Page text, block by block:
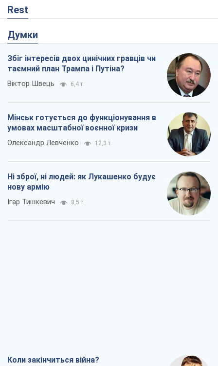
Rest
Думки
Збіг інтересів двох цинічних гравців чи
таємний план Трампа і Путіна?
Віктор Швець 6,4 т.
Мінськ готується до функціонування в
умовах масштабної воєнної кризи
Олександр Левченко 12,3 т.
Ні зброї, ні людей: як Лукашенко будує
нову армію
Ігар Тишкевич 8,5 т.
Коли закінчиться війна?